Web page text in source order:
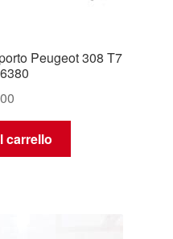
Peugeot 308 T7
carrello